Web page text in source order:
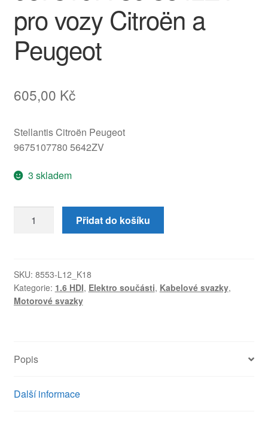
pro vozy Citroën a
Peugeot
605,00 Kč
Stellantis Citroën Peugeot
9675107780 5642ZV
3 skladem
svazek
Peugeot
9675107780
5642ZV
a
množství
Přidat do košíku
SKU: 8553-L12_K18
Kategorie: 1.6 HDI, Elektro součásti, Kabelové svazky,
Motorové svazky
Popis
Další informace